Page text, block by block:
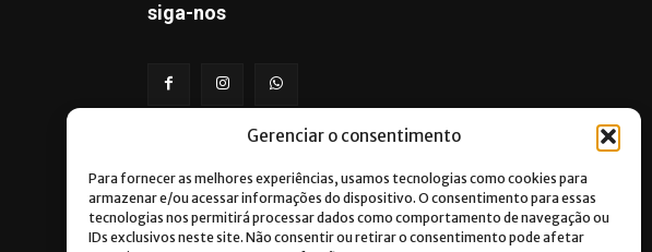
Gerenciar o consentimento
Para fornecer as melhores experiências, usamos tecnologias como cookies para
armazenar e/ou acessar informações do dispositivo. O consentimento para essas
tecnologias nos permitirá processar dados como comportamento de navegação ou
IDs exclusivos neste site. Não consentir ou retirar o consentimento pode afetar
siga-nos